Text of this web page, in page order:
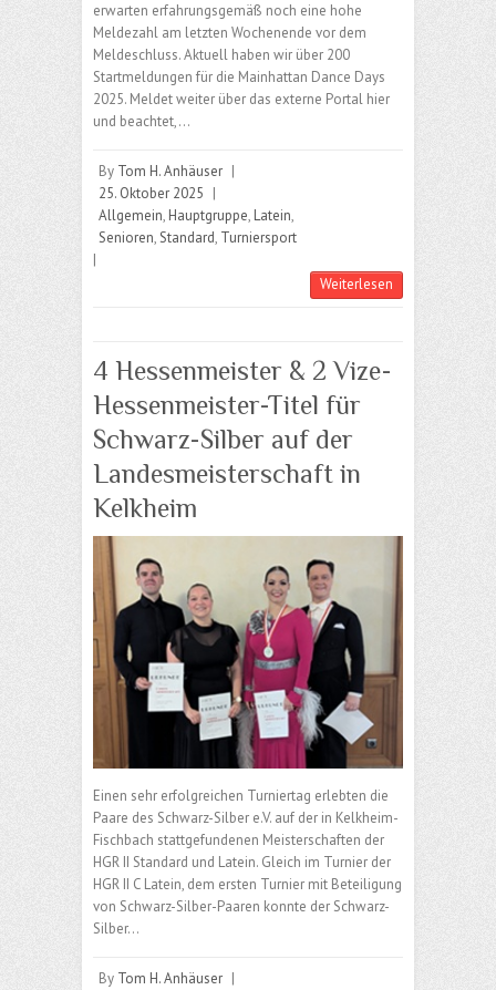
erwarten erfahrungsgemäß noch eine hohe
Meldezahl am letzten Wochenende vor dem
Meldeschluss. Aktuell haben wir über 200
Startmeldungen für die Mainhattan Dance Days
2025. Meldet weiter über das externe Portal hier
und beachtet,…
By Tom H. Anhäuser |
25. Oktober 2025 |
Allgemein, Hauptgruppe, Latein,
Senioren,Standard, Turniersport
|
Weiterlesen
4 Hessenmeister & 2 Vize-
Hessenmeister-Titel für
Schwarz-Silber auf der
Landesmeisterschaft in
Kelkheim
Einen sehr erfolgreichen Turniertag erlebten die
Paare des Schwarz-Silber e.V. auf der in Kelkheim-
Fischbach stattgefundenen Meisterschaften der
HGR II Standard und Latein. Gleich im Turnier der
HGR II C Latein, dem ersten Turnier mit Beteiligung
von Schwarz-Silber-Paaren konnte der Schwarz-
Silber…
By Tom H. Anhäuser |